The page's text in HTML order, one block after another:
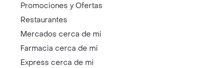
Promociones y Ofertas
Restaurantes
Mercados cerca de mi
Farmacia cerca de mi
Express cerca de mi